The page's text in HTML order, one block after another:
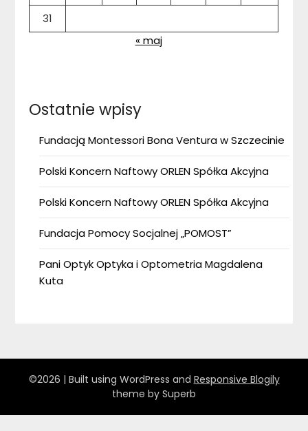
31
« maj
Ostatnie wpisy
Fundacją Montessori Bona Ventura w Szczecinie
Polski Koncern Naftowy ORLEN Spółka Akcyjna
Polski Koncern Naftowy ORLEN Spółka Akcyjna
Fundacja Pomocy Socjalnej „POMOST”
Pani Optyk Optyka i Optometria Magdalena
Kuta
©2026 | Built using WordPress and Responsive Blogily
theme by Superb